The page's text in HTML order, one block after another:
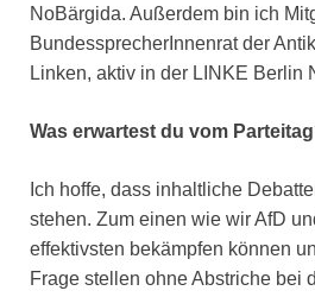
NoBärgida. Außerdem bin ich
BundessprecherInnenrat der
Linken, aktiv in der LINKE Berlin
Was erwartest du vom
Ich hoffe, dass inhaltliche
stehen. Zum einen wie wir AfD
effektivsten bekämpfen können
Frage stellen ohne Abstriche bei